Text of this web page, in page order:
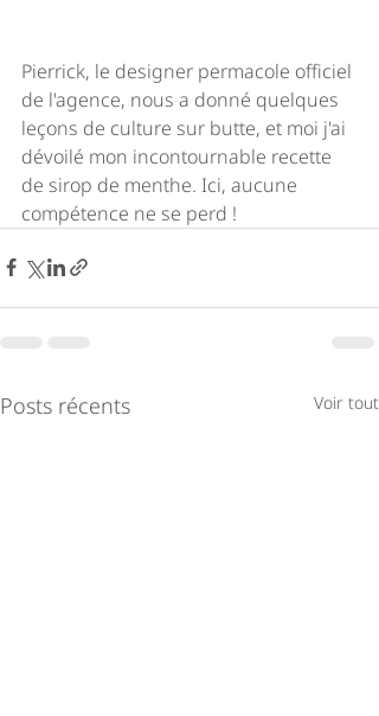
Pierrick, le designer permacole officiel
de l'agence, nous a donné quelques
leçons de culture sur butte, et moi j'ai
dévoilé mon incontournable recette
de sirop de menthe. Ici, aucune
compétence ne se perd !
Posts récents Voir tout